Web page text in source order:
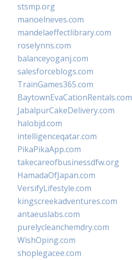
stsmp.org
manoelneves.com
mandelaeffectlibrary.com
roselynns.com
balanceyoganj.com
salesforceblogs.com
TrainGames365.com
BaytownEvaCationRentals.com
JabalpurCakeDelivery.com
halobjd.com
intelligenceqatar.com
PikaPikaApp.com
takecareofbusinessdfw.org
HamadaOfJapan.com
VersifyLifestyle.com
kingscreekadventures.com
antaeuslabs.com
purelycleanchemdry.com
WishOping.com
shoplegacee.com